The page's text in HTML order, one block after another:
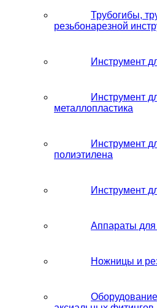
Трубогибы,
резьбонарезной
Инструмент
Инструмент
металлопластика
Инструмент
полиэтилена
Инструмент
Аппараты для
Ножницы и